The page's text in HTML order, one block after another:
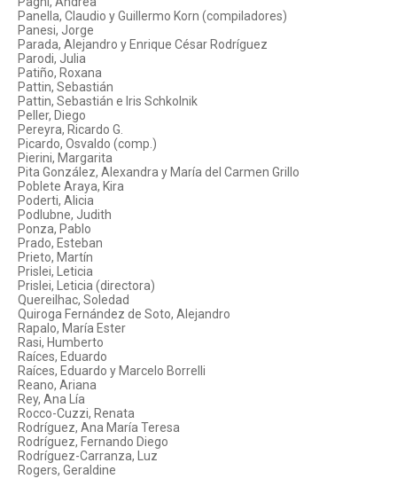
Panella, Claudio y Guillermo Korn (compiladores)
Panesi, Jorge
Parada, Alejandro y Enrique César Rodríguez
Parodi, Julia
Patiño, Roxana
Pattin, Sebastián
Pattin, Sebastián e Iris Schkolnik
Peller, Diego
Pereyra, Ricardo G.
Picardo, Osvaldo (comp.)
Pierini, Margarita
Pita González, Alexandra y María del Carmen Grillo
Poblete Araya, Kira
Poderti, Alicia
Podlubne, Judith
Ponza, Pablo
Prado, Esteban
Prieto, Martín
Prislei, Leticia
Prislei, Leticia (directora)
Quereilhac, Soledad
Quiroga Fernández de Soto, Alejandro
Rapalo, María Ester
Rasi, Humberto
Raíces, Eduardo
Raíces, Eduardo y Marcelo Borrelli
Reano, Ariana
Rey, Ana Lía
Rocco-Cuzzi, Renata
Rodríguez, Ana María Teresa
Rodríguez, Fernando Diego
Rodríguez-Carranza, Luz
Rogers, Geraldine